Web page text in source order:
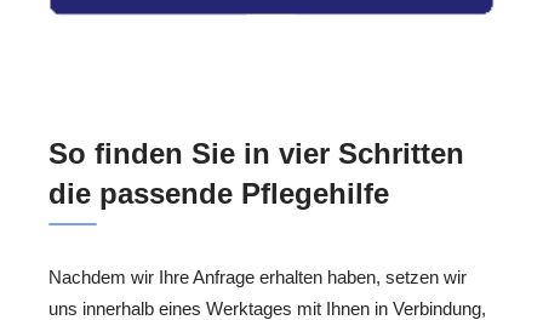
So finden Sie in vier Schritten
die passende Pflegehilfe
Nachdem wir Ihre Anfrage erhalten haben, setzen wir
uns innerhalb eines Werktages mit Ihnen in Verbindung,